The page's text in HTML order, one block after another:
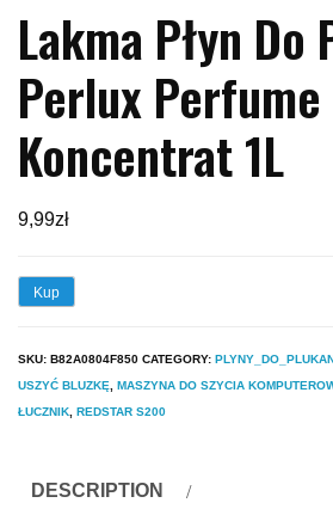
Lakma Płyn Do
Perlux
Koncentrat 1L
9,99zł
Kup
SKU: B82A0804F850 CATEGORY:
USZYĆ BLUZKĘ, MASZYNA DO SZYCIA
ŁUCZNIK, REDSTAR S200
DESCRIPTION